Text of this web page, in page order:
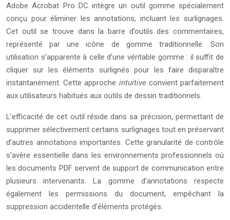
Adobe Acrobat Pro DC intègre un outil gomme spécialement
conçu pour éliminer les annotations, incluant les surlignages.
Cet outil se trouve dans la barre d’outils des commentaires,
représenté par une icône de gomme traditionnelle. Son
utilisation s’apparente à celle d’une véritable gomme : il suffit de
cliquer sur les éléments surlignés pour les faire disparaître
instantanément. Cette approche intuitive convient parfaitement
aux utilisateurs habitués aux outils de dessin traditionnels.
L’efficacité de cet outil réside dans sa précision, permettant de
supprimer sélectivement certains surlignages tout en préservant
d’autres annotations importantes. Cette granularité de contrôle
s’avère essentielle dans les environnements professionnels où
les documents PDF servent de support de communication entre
plusieurs intervenants. La gomme d’annotations respecte
également les permissions du document, empêchant la
suppression accidentelle d’éléments protégés.